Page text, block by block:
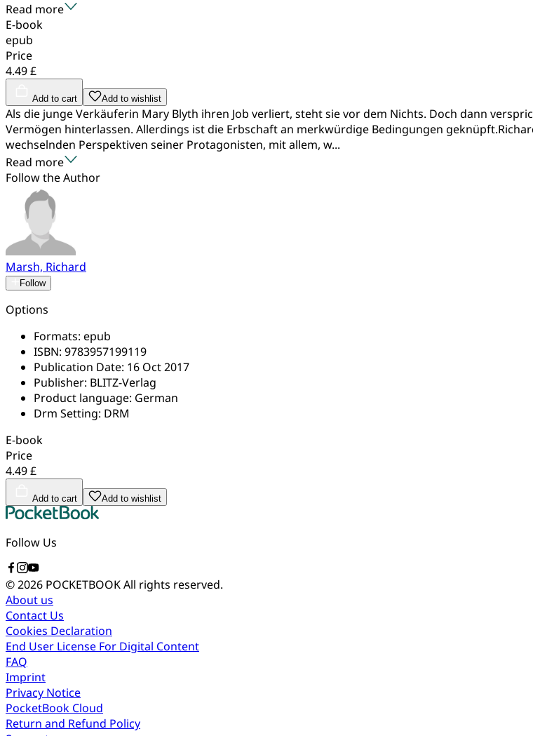
Read more
E-book
epub
Price
4.49 £
Add to cart Add to wishlist
Als die junge Verkäuferin Mary Blyth ihren Job verliert, steht sie vor dem Nichts. Doch dann
Vermögen hinterlassen. Allerdings ist die Erbschaft an merkwürdige Bedingungen
wechselnden Perspektiven seiner Protagonisten, mit allem, w...
Read more
Follow the Author
Marsh, Richard
Follow
Options
Formats: epub
ISBN: 9783957199119
Publication Date: 16 Oct 2017
Publisher: BLITZ-Verlag
Product language: German
Drm Setting: DRM
E-book
Price
4.49 £
Add to cart Add to wishlist
Follow Us
© 2026 POCKETBOOKAll rights reserved.
About us
Contact Us
Cookies Declaration
End User License For Digital Content
FAQ
Imprint
Privacy Notice
PocketBook Cloud
Return and Refund Policy